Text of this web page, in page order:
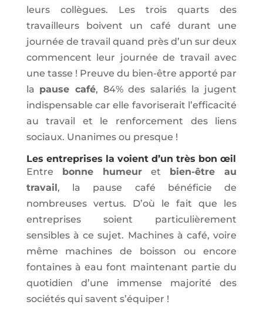
leurs collègues. Les trois quarts des
travailleurs boivent un café durant une
journée de travail quand près d’un sur deux
commencent leur journée de travail avec
une tasse ! Preuve du bien-être apporté par
la pause café, 84% des salariés la jugent
indispensable car elle favoriserait l’efficacité
au travail et le renforcement des liens
sociaux. Unanimes ou presque !
Les entreprises la voient d’un très bon œil
Entre bonne humeuret bien-être au
travail, la pause café bénéficie de
nombreuses vertus. D’où le fait que les
entreprises soient particulièrement
sensibles à ce sujet. Machines à café, voire
même machines de boisson ou encore
fontaines à eau font maintenant partie du
quotidien d’une immense majorité des
sociétés qui savent s’équiper !